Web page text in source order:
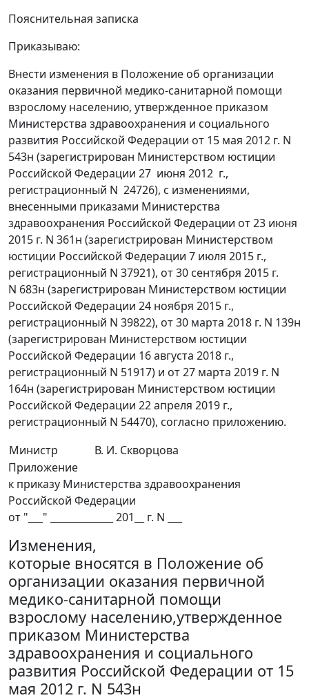
Пояснительная записка
Приказываю:
Внести изменения в Положение об организации
оказания первичной медико-санитарной помощи
взрослому населению, утвержденное приказом
Министерства здравоохранения и социального
развития Российской Федерации от 15 мая 2012 г. N
543н (зарегистрирован Министерством юстиции
Российской Федерации 27 июня 2012 г.,
регистрационный N 24726), с изменениями,
внесенными приказами Министерства
здравоохранения Российской Федерации от 23 июня
2015 г. N 361н (зарегистрирован Министерством
юстиции Российской Федерации 7 июля 2015 г.,
регистрационный N 37921), от 30 сентября 2015 г.
N 683н (зарегистрирован Министерством юстиции
Российской Федерации 24 ноября 2015 г.,
регистрационный N 39822), от 30 марта 2018 г. N 139н
(зарегистрирован Министерством юстиции
Российской Федерации 16 августа 2018 г.,
регистрационный N 51917) и от 27 марта 2019 г. N
164н (зарегистрирован Министерством юстиции
Российской Федерации 22 апреля 2019 г.,
регистрационный N 54470), согласно приложению.
Министр
В. И. Скворцова
Приложение
к приказу Министерства здравоохранения
Российской Федерации
от "___" _____________ 201__ г. N ___
Изменения,
которые вносятся в Положение об
организации оказания первичной
медико-санитарной помощи
взрослому населению,утвержденное
приказом Министерства
здравоохранения и социального
развития Российской Федерации от 15
мая 2012 г. N 543н